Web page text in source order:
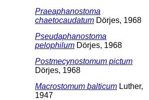
Praeaphanostoma
chaetocaudatum Dörjes, 1968
Pseudaphanostoma
pelophilum Dörjes, 1968
Postmecynostomum pictum
Dörjes, 1968
Macrostomum balticum Luther,
1947